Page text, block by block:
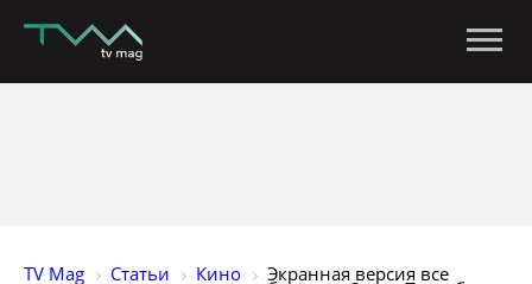
TV Mag Статьи Кино Экранная версия все